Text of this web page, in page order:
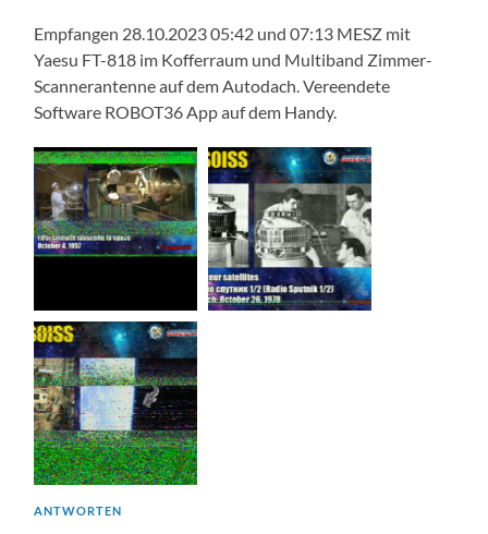
Empfangen 28.10.2023 05:42 und 07:13 MESZ mit
Yaesu FT-818 im Kofferraum und Multiband Zimmer-
Scannerantenne auf dem Autodach. Vereendete
Software ROBOT36 App auf dem Handy.
ANTWORTEN